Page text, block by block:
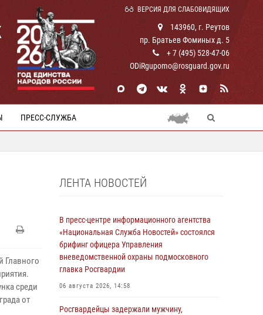
ВЕРСИЯ ДЛЯ СЛАБОВИДЯЩИХ
143960, г. Реутов
пр. Братьев Фоминых д. 5
+ 7 (495) 528-47-06
ODiRgupomo@rosguard.gov.ru
ПРЕСС-СЛУЖБА
Главного
среди
от
ЛЕНТА НОВОСТЕЙ
В пресс-центре информационного агентства
«Национальная Служба Новостей» состоялся
брифинг офицера Управления
вневедомственной охраны подмосковного
главка Росгвардии
06 августа 2026, 14:58
Росгвардейцы задержали мужчину,